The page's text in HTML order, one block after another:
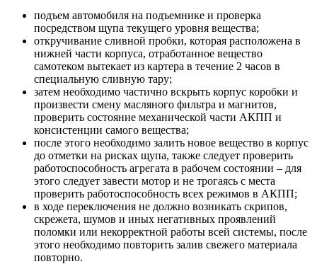
подъем автомобиля на подъемнике и проверка
посредством щупа текущего уровня вещества;
откручивание сливной пробки, которая расположена в
нижней части корпуса, отработанное вещество
самотеком вытекает из картера в течение 2 часов в
специальную сливную тару;
затем необходимо частично вскрыть корпус коробки и
произвести смену масляного фильтра и магнитов,
проверить состояние механической части АКПП и
консистенции самого вещества;
после этого необходимо залить новое вещество в корпус
до отметки на рисках щупа, также следует проверить
работоспособность агрегата в рабочем состоянии – для
этого следует завести мотор и не трогаясь с места
проверить работоспособность всех режимов в АКПП;
в ходе переключения не должно возникать скрипов,
скрежета, шумов и иных негативных проявлений
поломки или некорректной работы всей системы, после
этого необходимо повторить залив свежего материала
повторно.